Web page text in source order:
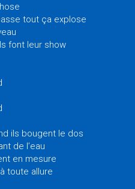
tout ça explose
font leur show
ils bougent le dos
de l’eau
en mesure
toute allure